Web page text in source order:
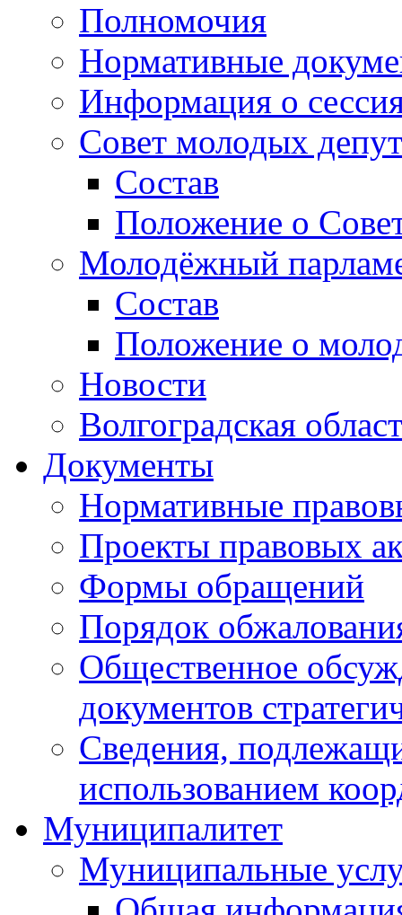
Полномочия
Нормативные
Информация о
Совет молодых
Состав
Положение о
Молодёжный
Состав
Положение о
Новости
Волгоградская
Документы
Нормативные
Проекты правовых
Формы обращений
Порядок
Общественное
документов
Сведения,
использованием
Муниципалитет
Муниципальные